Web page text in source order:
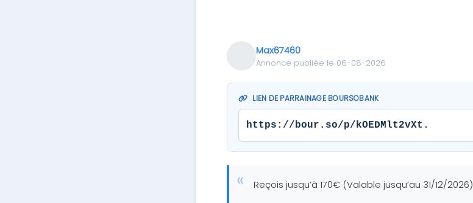
Max67460
Annonce publiée le 06-08-2026
LIEN DE PARRAINAGE BOURSOBANK
https://bour.so/p/kOEDMlt2vXt.
Reçois jusqu’à 170€ (Valable jusqu’au 31/12/2026)